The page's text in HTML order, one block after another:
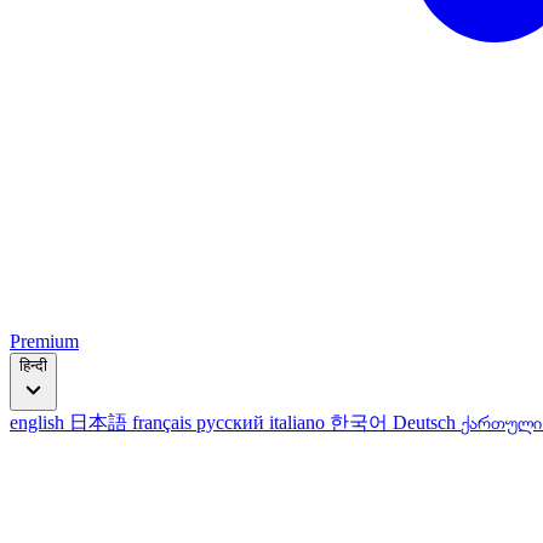
Premium
हिन्दी
english 日本語 français русский italiano 한국어 Deutsch ქართული